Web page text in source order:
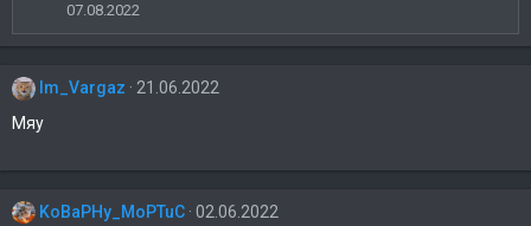
07.08.2022
Im_Vargaz
21.06.2022
Мяу
KoBaPHy_MoPTuC 02.06.2022